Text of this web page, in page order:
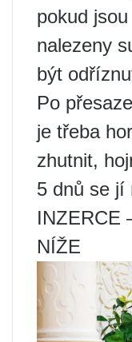
pokud
nalezeny
být
Po
je třeba
zhutnit,
5 dnů se jí
INZERCE
NÍŽE